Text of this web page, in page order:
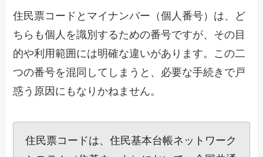
住民票コードとマイナンバー（個人番号）は、ど
ちらも個人を識別するための番号ですが、その目
的や利用範囲には明確な違いがあります。この二
つの番号を混同してしまうと、必要な手続きで戸
惑う原因にもなりかねません。
住民票コードは、住民基本台帳ネットワーク